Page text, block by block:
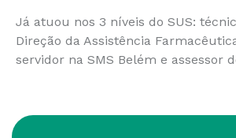
Já atuou nos 3 níveis do SUS:
Direção da Assistência
servidor na SMS Belém e assessor